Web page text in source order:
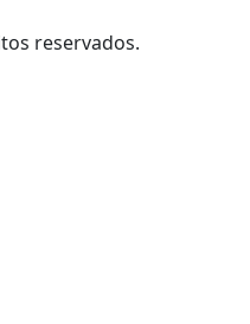
reservados.